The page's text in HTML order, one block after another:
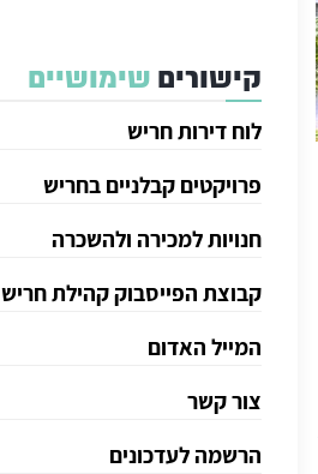
קישורים שימושיים
לוח דירות חריש
פרויקטים קבלניים בחריש
חנויות למכירה ולהשכרה
קבוצת הפייסבוק קהילת חריש
המייל האדום
צור קשר
הרשמה לעדכונים